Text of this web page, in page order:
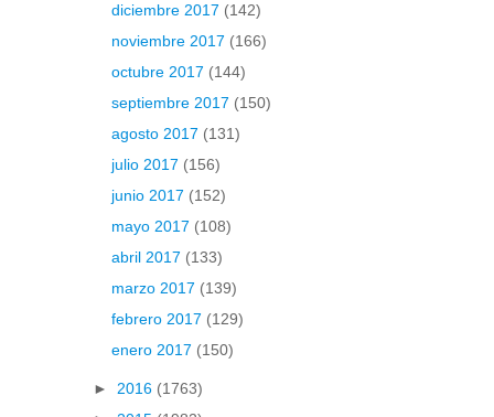
diciembre 2017 (142)
noviembre 2017 (166)
octubre 2017 (144)
septiembre 2017 (150)
agosto 2017 (131)
julio 2017 (156)
junio 2017 (152)
mayo 2017 (108)
abril 2017 (133)
marzo 2017 (139)
febrero 2017 (129)
enero 2017 (150)
► 2016 (1763)